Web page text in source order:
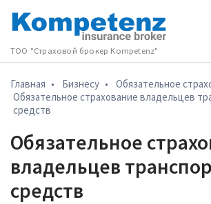
ТОО "Страховой брокер Kompetenz"
Главная • Бизнесу • Обязательное
Обязательное страхование владельцев
средств
Обязательное
владельцев
средств